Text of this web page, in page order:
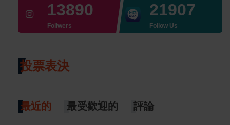
13890
Follwers
21907
Follow Us
投票表決
最近的 最受歡迎的 評論